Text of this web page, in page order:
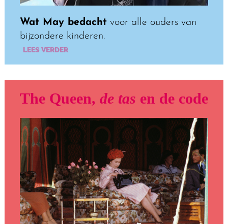
Wat May bedachtvoor alle ouders van
bijzondere kinderen.
LEES VERDER
The Queen, de tas en de code